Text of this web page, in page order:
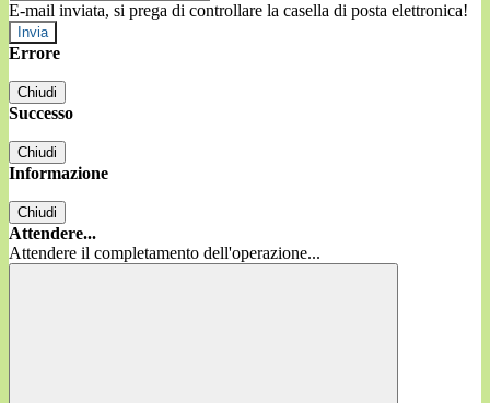
E-mail inviata, si prega di controllare la casella di posta elettronica!
Errore
Chiudi
Successo
Chiudi
Informazione
Chiudi
Attendere...
Attendere il completamento dell'operazione...